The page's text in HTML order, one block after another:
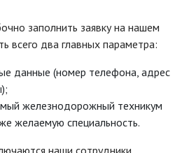
заполнить заявку на нашем
всего два главных параметра:
данные (номер телефона, адрес
железнодорожный техникум
желаемую специальность.
наши сотрудники,